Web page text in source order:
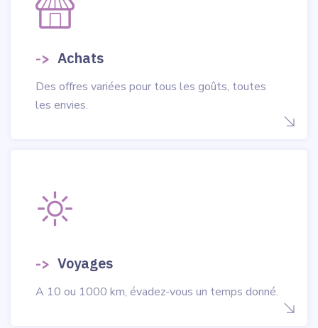
-> Achats
Des offres variées pour tous les goûts, toutes
les envies.
-> Voyages
A 10 ou 1000 km, évadez-vous un temps donné.